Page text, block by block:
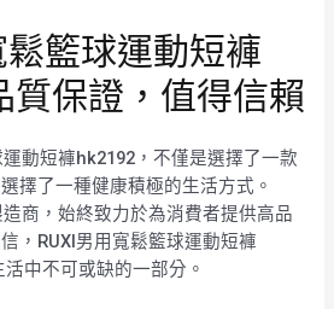
籃球運動短褲
保證，值得信賴
動短褲hk2192，不僅是選擇了一款
擇了一種健康積極的生活方式。
商，始終致力於為消費者提供高品
，RUXI男用寬鬆籃球運動短褲
中不可或缺的一部分。